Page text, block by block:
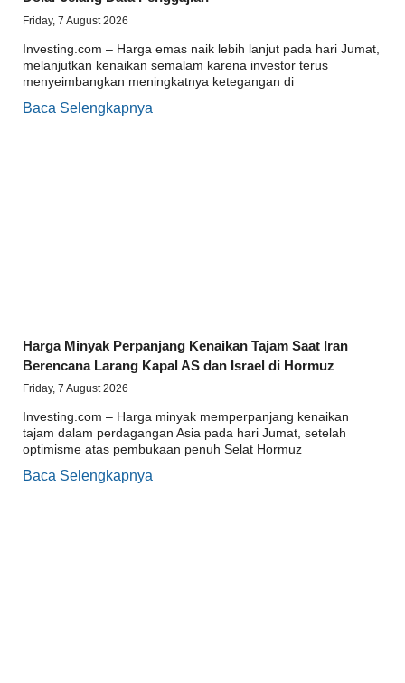
Friday, 7 August 2026
Investing.com – Harga emas naik lebih lanjut pada hari Jumat,
melanjutkan kenaikan semalam karena investor terus
menyeimbangkan meningkatnya ketegangan di
Baca Selengkapnya
Harga Minyak Perpanjang Kenaikan Tajam Saat Iran
Berencana Larang Kapal AS dan Israel di Hormuz
Friday, 7 August 2026
Investing.com – Harga minyak memperpanjang kenaikan
tajam dalam perdagangan Asia pada hari Jumat, setelah
optimisme atas pembukaan penuh Selat Hormuz
Baca Selengkapnya